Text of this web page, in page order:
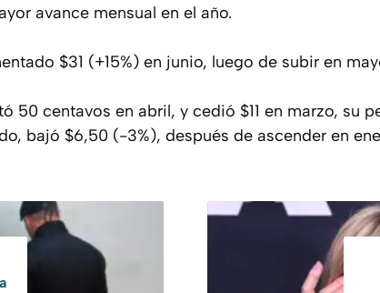
avance mensual en el año.
$31 (+15%) en junio, luego de subir en
50 centavos en abril, y cedió $11 en marzo, su
bajó $6,50 (-3%), después de ascender en